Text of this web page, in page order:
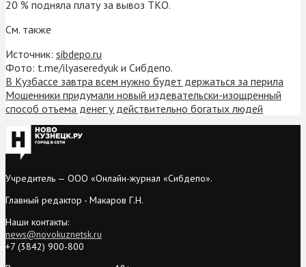
20 % подняла плату за вывоз ТКО.
См. также
Источник: sibdepo.ru
Фото: t.me/ilyaseredyuk и Сибдепо.
В Кузбассе завтра всем нужно будет держаться за перила
Мошенники придумали новый издевательски-изощренный
способ отъема денег у действительно богатых людей
Учредитель — ООО «Онлайн-журнал «Сибдепо».
Главный редактор - Макаров Г.Н.
Наши контакты:
news@novokuznetsk.ru
+7 (3842) 900-800